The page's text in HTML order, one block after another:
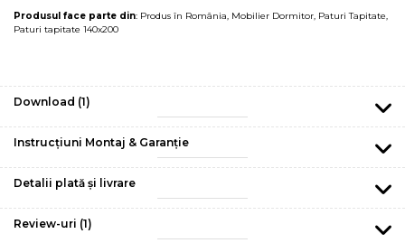
Produsul face parte din: Produs în România, Mobilier Dormitor, Paturi Tapitate,
Paturi tapitate 140x200
Download (1)
Instrucțiuni Montaj & Garanție
Detalii plată și livrare
Review-uri (1)